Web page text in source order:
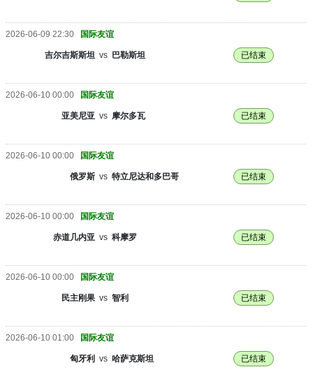
2026-06-09 22:30 国际友谊
吉尔吉斯斯坦 vs 巴勒斯坦 已结束
2026-06-10 00:00 国际友谊
亚美尼亚 vs 摩尔多瓦 已结束
2026-06-10 00:00 国际友谊
俄罗斯 vs 特立尼达和多巴哥 已结束
2026-06-10 00:00 国际友谊
赤道几内亚 vs 科摩罗 已结束
2026-06-10 00:00 国际友谊
民主刚果 vs 智利 已结束
2026-06-10 01:00 国际友谊
匈牙利 vs 哈萨克斯坦 已结束